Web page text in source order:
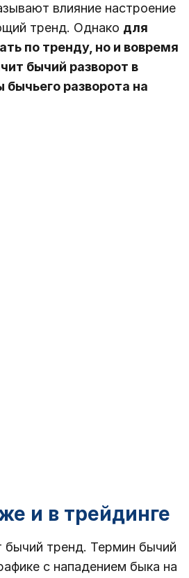
влияние настроение
тренд. Однако для
по тренду, но и вовремя
бычий разворот в
разворота на
и в трейдинге
бычий тренд. Термин бычий
с нападением быка на